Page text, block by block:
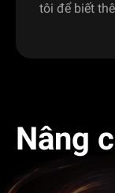
tôi để biết
Nâng